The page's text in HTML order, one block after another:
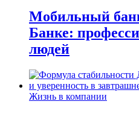
Мобильный
Банке:
людей
Жизнь в компании